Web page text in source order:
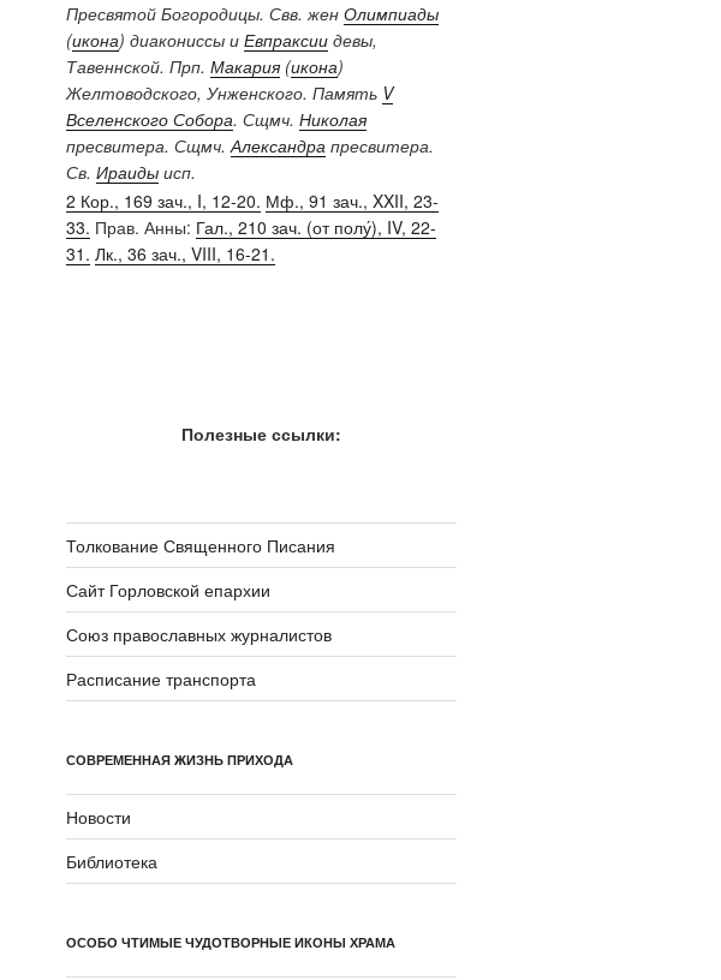
Пресвятой Богородицы. Свв. жен Олимпиады
(икона) диакониссы и Евпраксиидевы,
Тавеннской. Прп. Макария(икона)
Желтоводского, Унженского. Память V
Вселенского Собора. Сщмч. Николая
пресвитера. Сщмч.Александрапресвитера.
Св. Ираидыисп.
2 Кор., 169 зач., I, 12-20. Мф., 91 зач., XXII, 23-
33. Прав. Анны: Гал., 210 зач. (от полу́), IV, 22-
31. Лк., 36 зач., VIII, 16-21.
Полезные ссылки:
Толкование Священного Писания
Сайт Горловской епархии
Союз православных журналистов
Расписание транспорта
СОВРЕМЕННАЯ ЖИЗНЬ ПРИХОДА
Новости
Библиотека
ОСОБО ЧТИМЫЕ ЧУДОТВОРНЫЕ ИКОНЫ ХРАМА